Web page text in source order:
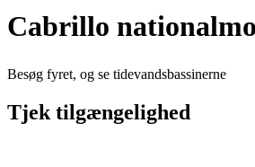
Cabrillo
Besøg fyret, og se tidevandsbassinerne
Tjek tilgængelighed